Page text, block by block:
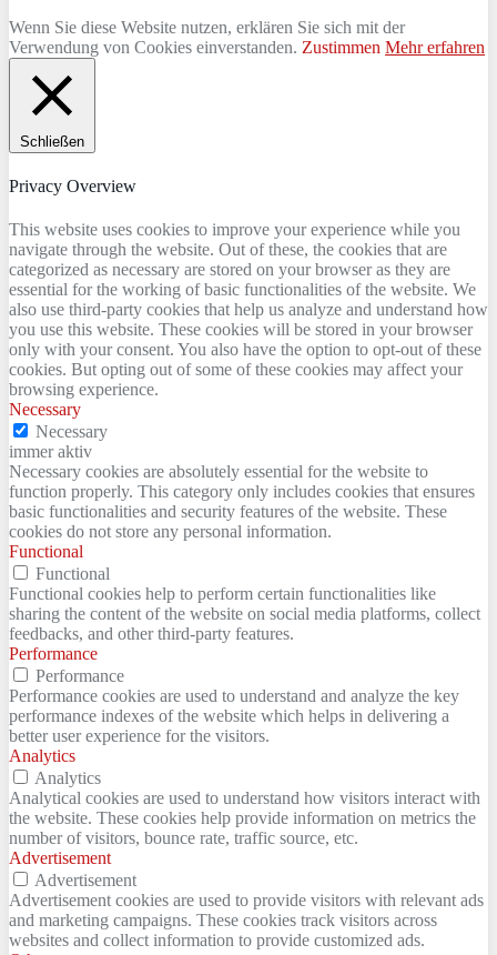
Wenn Sie diese Website nutzen, erklären Sie sich mit der
Verwendung von Cookies einverstanden. Zustimmen Mehr erfahren
Schließen
Privacy Overview
This website uses cookies to improve your experience while you
navigate through the website. Out of these, the cookies that are
categorized as necessary are stored on your browser as they are
essential for the working of basic functionalities of the website. We
also use third-party cookies that help us analyze and understand how
you use this website. These cookies will be stored in your browser
only with your consent. You also have the option to opt-out of these
cookies. But opting out of some of these cookies may affect your
browsing experience.
Necessary
Necessary
immer aktiv
Necessary cookies are absolutely essential for the website to
function properly. This category only includes cookies that ensures
basic functionalities and security features of the website. These
cookies do not store any personal information.
Functional
Functional
Functional cookies help to perform certain functionalities like
sharing the content of the website on social media platforms, collect
feedbacks, and other third-party features.
Performance
Performance
Performance cookies are used to understand and analyze the key
performance indexes of the website which helps in delivering a
better user experience for the visitors.
Analytics
Analytics
Analytical cookies are used to understand how visitors interact with
the website. These cookies help provide information on metrics the
number of visitors, bounce rate, traffic source, etc.
Advertisement
Advertisement
Advertisement cookies are used to provide visitors with relevant ads
and marketing campaigns. These cookies track visitors across
websites and collect information to provide customized ads.